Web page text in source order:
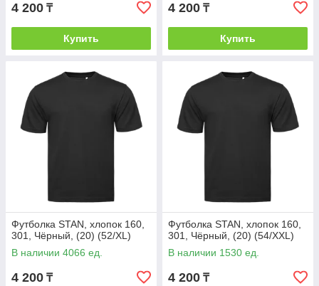
4 200 ₸
Купить
4 200 ₸
Купить
Футболка STAN, хлопок 160,
301, Чёрный, (20) (52/XL)
В наличии 4066 ед.
4 200 ₸
Футболка STAN, хлопок 160,
301, Чёрный, (20) (54/XXL)
В наличии 1530 ед.
4 200 ₸